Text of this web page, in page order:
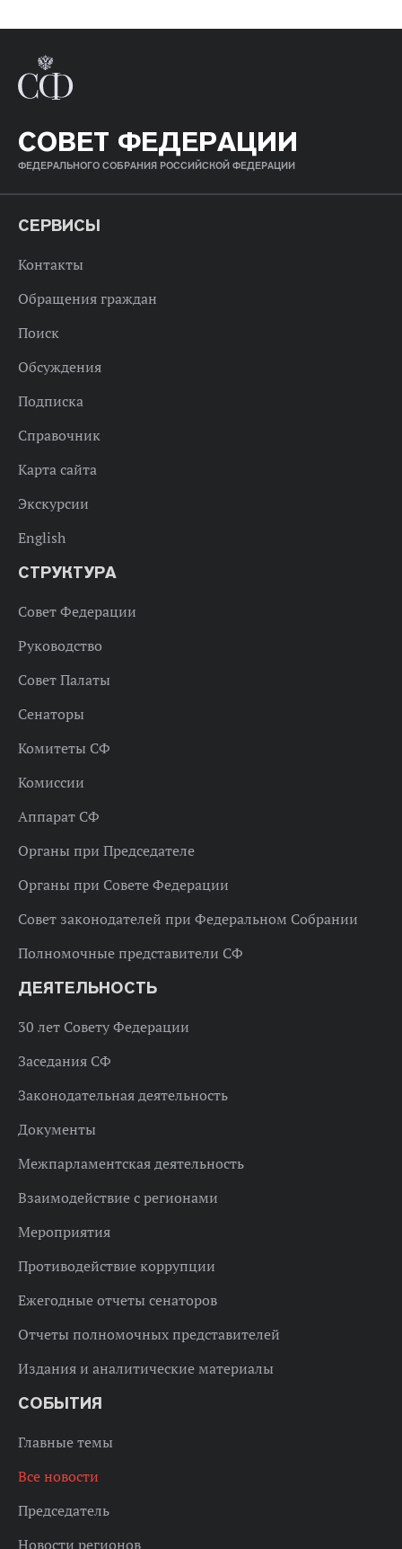
СОВЕТ ФЕДЕРАЦИИ
ФЕДЕРАЛЬНОГО СОБРАНИЯ РОССИЙСКОЙ ФЕДЕРАЦИИ
СЕРВИСЫ
Контакты
Обращения граждан
Поиск
Обсуждения
Подписка
Справочник
Карта сайта
Экскурсии
English
СТРУКТУРА
Совет Федерации
Руководство
Совет Палаты
Сенаторы
Комитеты СФ
Комиссии
Аппарат СФ
Органы при Председателе
Органы при Совете Федерации
Совет законодателей при Федеральном Собрании
Полномочные представители СФ
ДЕЯТЕЛЬНОСТЬ
30 лет Совету Федерации
Заседания СФ
Законодательная деятельность
Документы
Межпарламентская деятельность
Взаимодействие с регионами
Мероприятия
Противодействие коррупции
Ежегодные отчеты сенаторов
Отчеты полномочных представителей
Издания и аналитические материалы
СОБЫТИЯ
Главные темы
Все новости
Председатель
Новости регионов